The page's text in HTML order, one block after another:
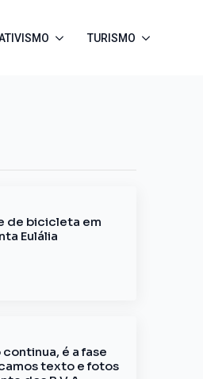
TURISMO
de bicicleta em
Eulália
é a fase
texto e fotos